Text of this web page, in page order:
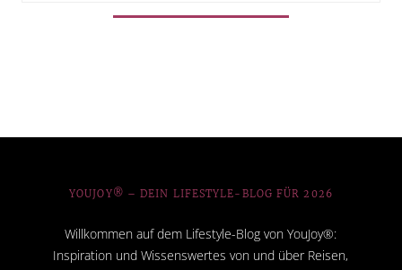
YOUJOY® – DEIN LIFESTYLE-BLOG FÜR 2026
Willkommen auf dem Lifestyle-Blog von YouJoy®:
Inspiration und Wissenswertes von und über Reisen,